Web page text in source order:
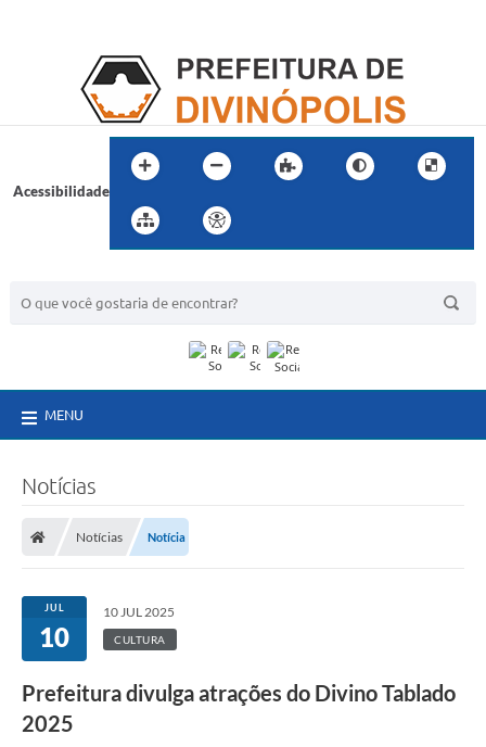
Acessibilidade
MENU
Notícias
Notícias Notícia
JUL
10
10 JUL 2025
CULTURA
Prefeitura divulga atrações do Divino Tablado
2025